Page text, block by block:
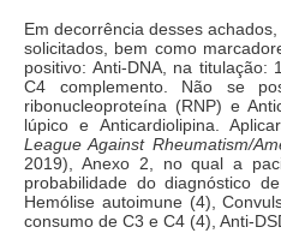
Em decorrência desses
solicitados, bem como
positivo: Anti-DNA, na
C4 complemento. Não se
ribonucleoproteína (RNP) e
lúpico e Anticardiolipina.
League Against Rheumatism/
2019), Anexo 2, no qual a
probabilidade do diagnóstico
Hemólise autoimune (4),
consumo de C3 e C4 (4), Anti-